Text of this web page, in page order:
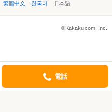
繁體中文 한국어 日本語
©Kakaku.com, Inc.
電話